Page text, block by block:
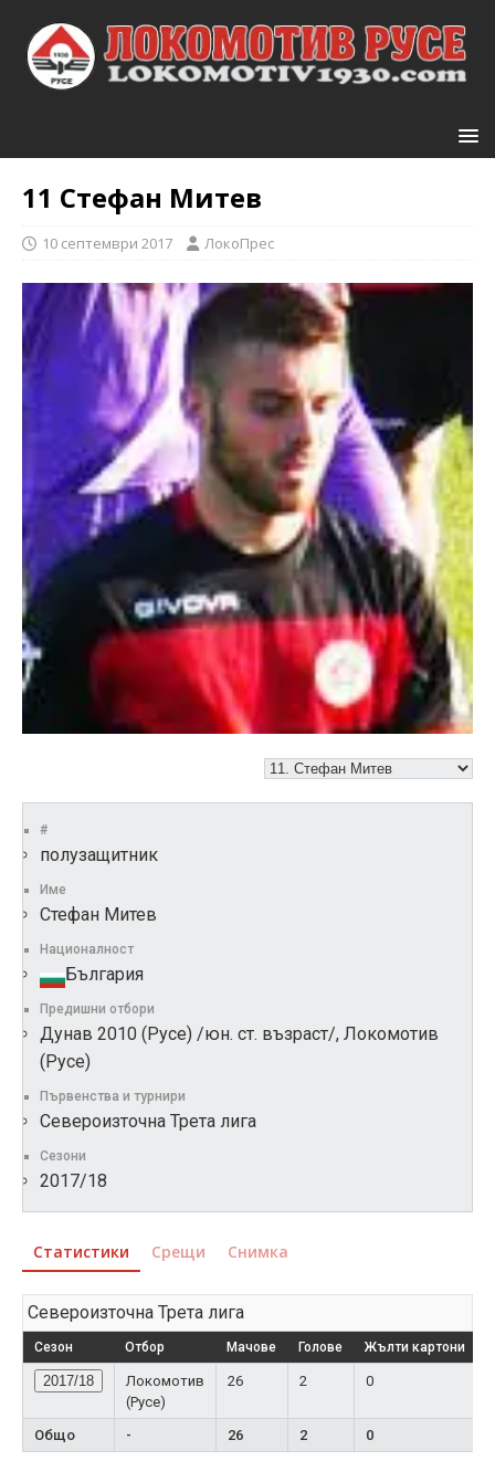
11 Стефан Митев
10 септември 2017 ЛокоПрес
#
полузащитник
Име
Стефан Митев
Националност
България
Предишни отбори
Дунав 2010 (Русе) /юн. ст. възраст/, Локомотив
(Русе)
Първенства и турнири
Североизточна Трета лига
Сезони
2017/18
Статистики Срещи Снимка
Североизточна Трета лига
Сезон Отбор Мачове Голове Жълти картони
2017/18
Локомотив
(Русе)
26 2 0
Общо - 26 2 0